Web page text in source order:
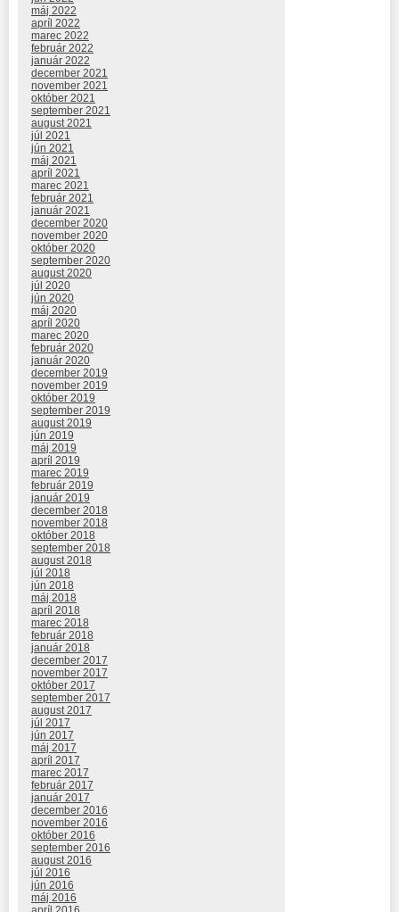
máj 2022
apríl 2022
marec 2022
február 2022
január 2022
december 2021
november 2021
október 2021
september 2021
august 2021
júl 2021
jún 2021
máj 2021
apríl 2021
marec 2021
február 2021
január 2021
december 2020
november 2020
október 2020
september 2020
august 2020
júl 2020
jún 2020
máj 2020
apríl 2020
marec 2020
február 2020
január 2020
december 2019
november 2019
október 2019
september 2019
august 2019
jún 2019
máj 2019
apríl 2019
marec 2019
február 2019
január 2019
december 2018
november 2018
október 2018
september 2018
august 2018
júl 2018
jún 2018
máj 2018
apríl 2018
marec 2018
február 2018
január 2018
december 2017
november 2017
október 2017
september 2017
august 2017
júl 2017
jún 2017
máj 2017
apríl 2017
marec 2017
február 2017
január 2017
december 2016
november 2016
október 2016
september 2016
august 2016
júl 2016
jún 2016
máj 2016